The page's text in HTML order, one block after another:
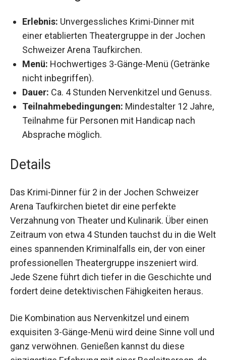
Das Wichtigste in Kürze
Erlebnis:
Unvergessliches Krimi-Dinner mit
einer etablierten Theatergruppe in der Jochen
Schweizer Arena Taufkirchen.
Menü:
Hochwertiges 3-Gänge-Menü
(Getränke nicht inbegriffen).
Dauer:
Ca. 4 Stunden Nervenkitzel und
Genuss.
Jahre, Teilnahme für Personen mit Handicap
nach Absprache möglich.
Details
Das Krimi-Dinner für 2 in der Jochen Schweizer
Arena Taufkirchen bietet dir eine perfekte
Verzahnung von Theater und Kulinarik. Über einen
Zeitraum von etwa 4 Stunden tauchst du in die
Welt eines spannenden Kriminalfalls ein, der von
wird. Jede Szene führt dich tiefer in die
Geschichte und fordert deine detektivischen
Fähigkeiten heraus.